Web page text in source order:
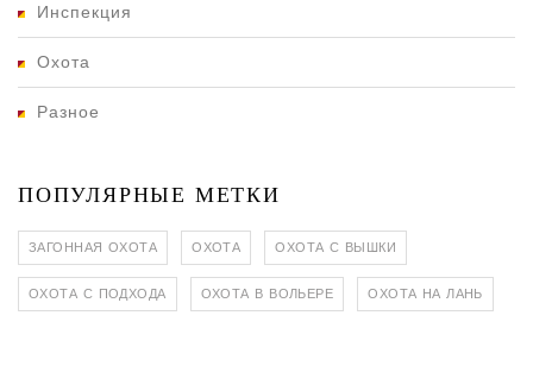
Инспекция
Охота
Разное
ПОПУЛЯРНЫЕ МЕТКИ
ЗАГОННАЯ ОХОТА ОХОТА ОХОТА С ВЫШКИ
ОХОТА С ПОДХОДА ОХОТА В ВОЛЬЕРЕ ОХОТА НА ЛАНЬ